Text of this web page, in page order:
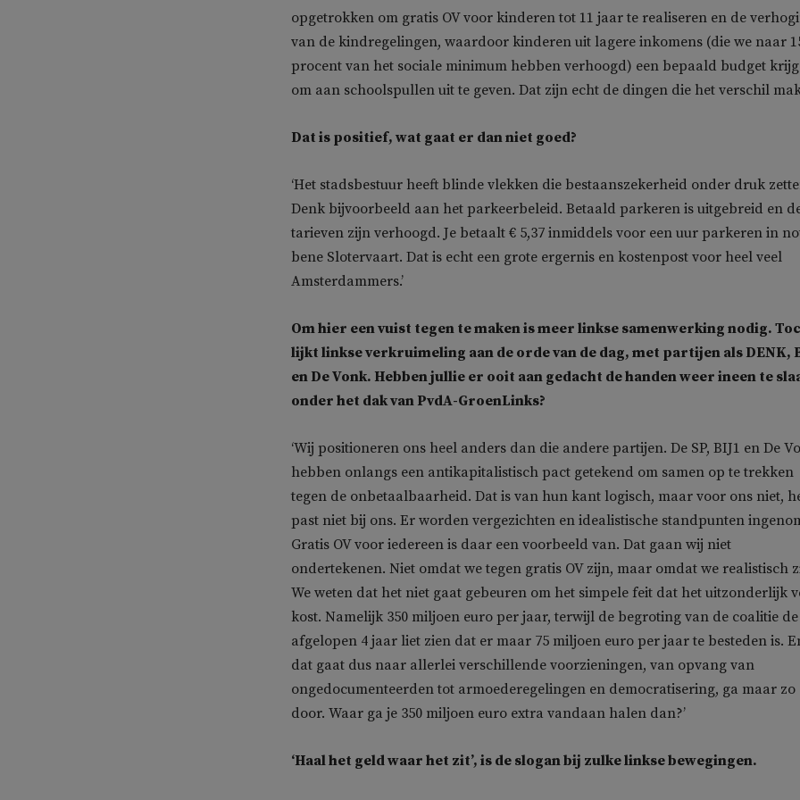
opgetrokken om gratis OV voor kinderen tot 11 jaar te realiseren en de
van de kindregelingen, waardoor kinderen uit lagere inkomens (die we naar
procent van het sociale minimum hebben verhoogd) een bepaald budget
om aan schoolspullen uit te geven. Dat zijn echt de dingen die het verschil
Dat is positief, wat gaat er dan niet goed?
‘Het stadsbestuur heeft blinde vlekken die bestaanszekerheid onder druk
Denk bijvoorbeeld aan het parkeerbeleid. Betaald parkeren is uitgebreid en
tarieven zijn verhoogd. Je betaalt € 5,37 inmiddels voor een uur parkeren in
bene Slotervaart. Dat is echt een grote ergernis en kostenpost voor heel veel
Amsterdammers.’
Om hier een vuist tegen te maken is meer linkse samenwerking nodig.
lijkt linkse verkruimeling aan de orde van de dag, met partijen als DENK,
en De Vonk. Hebben jullie er ooit aan gedacht de handen weer ineen te
onder het dak van PvdA-GroenLinks?
‘Wij positioneren ons heel anders dan die andere partijen. De SP, BIJ1 en De
hebben onlangs een antikapitalistisch pact getekend om samen op te trekken
tegen de onbetaalbaarheid. Dat is van hun kant logisch, maar voor ons niet,
past niet bij ons. Er worden vergezichten en idealistische standpunten
Gratis OV voor iedereen is daar een voorbeeld van. Dat gaan wij niet
ondertekenen. Niet omdat we tegen gratis OV zijn, maar omdat we realistisch
We weten dat het niet gaat gebeuren om het simpele feit dat het uitzonderlijk
kost. Namelijk 350 miljoen euro per jaar, terwijl de begroting van de coalitie de
afgelopen 4 jaar liet zien dat er maar 75 miljoen euro per jaar te besteden is.
dat gaat dus naar allerlei verschillende voorzieningen, van opvang van
ongedocumenteerden tot armoederegelingen en democratisering, ga maar zo
door. Waar ga je 350 miljoen euro extra vandaan halen dan?’
‘Haal het geld waar het zit’, is de slogan bij zulke linkse bewegingen.